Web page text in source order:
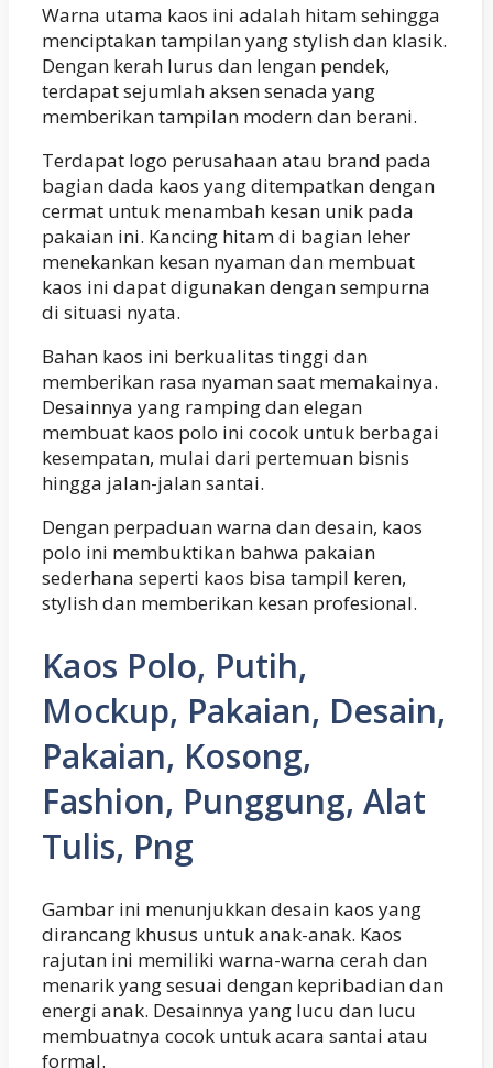
Warna utama kaos ini adalah hitam sehingga
menciptakan tampilan yang stylish dan klasik.
Dengan kerah lurus dan lengan pendek,
terdapat sejumlah aksen senada yang
memberikan tampilan modern dan berani.
Terdapat logo perusahaan atau brand pada
bagian dada kaos yang ditempatkan dengan
cermat untuk menambah kesan unik pada
pakaian ini. Kancing hitam di bagian leher
menekankan kesan nyaman dan membuat
kaos ini dapat digunakan dengan sempurna
di situasi nyata.
Bahan kaos ini berkualitas tinggi dan
memberikan rasa nyaman saat memakainya.
Desainnya yang ramping dan elegan
membuat kaos polo ini cocok untuk berbagai
kesempatan, mulai dari pertemuan bisnis
hingga jalan-jalan santai.
Dengan perpaduan warna dan desain, kaos
polo ini membuktikan bahwa pakaian
sederhana seperti kaos bisa tampil keren,
stylish dan memberikan kesan profesional.
Kaos Polo, Putih,
Mockup, Pakaian, Desain,
Pakaian, Kosong,
Fashion, Punggung, Alat
Tulis, Png
Gambar ini menunjukkan desain kaos yang
dirancang khusus untuk anak-anak. Kaos
rajutan ini memiliki warna-warna cerah dan
menarik yang sesuai dengan kepribadian dan
energi anak. Desainnya yang lucu dan lucu
membuatnya cocok untuk acara santai atau
formal.